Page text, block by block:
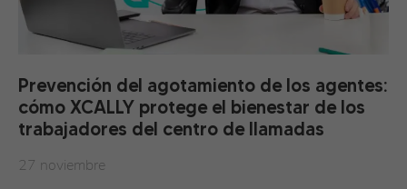
Prevención del agotamiento de los agentes:
cómo XCALLY protege el bienestar de los
trabajadores del centro de llamadas
27 noviembre